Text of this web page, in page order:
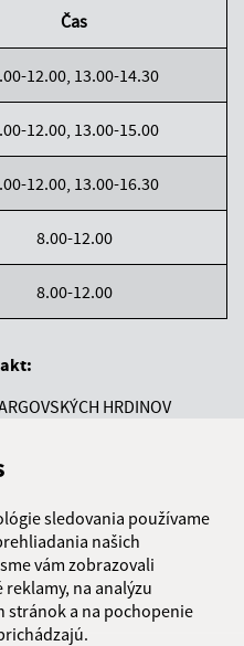
sledovania používame
našich
vám zobrazovali
na analýzu
stránok a na pochopenie
Čas
12.00, 13.00-14.30
12.00, 13.00-15.00
12.00, 13.00-16.30
8.00-12.00
8.00-12.00
HRDINOV
90 01